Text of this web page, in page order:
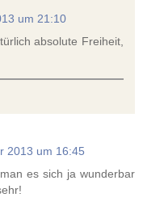
um 21:10
absolute Freiheit,
2013 um 16:45
es sich ja wunderbar